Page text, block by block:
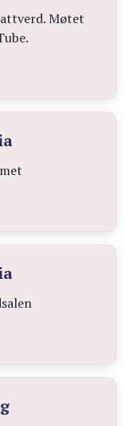
Møtet